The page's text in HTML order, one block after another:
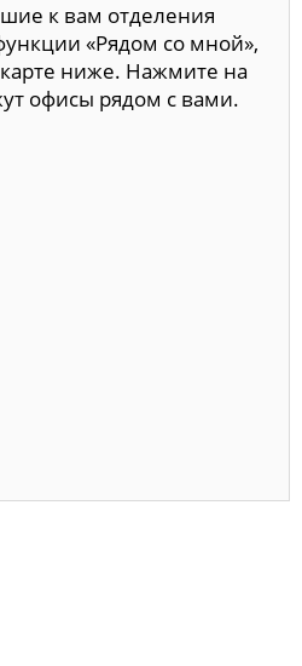
к вам отделения
«Рядом со мной»,
ниже. Нажмите на
офисы рядом с вами.